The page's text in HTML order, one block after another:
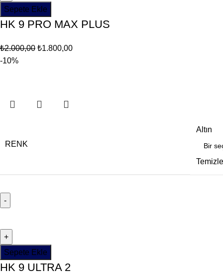
Sepete Ekle
HK 9 PRO MAX PLUS
₺2.000,00 ₺1.800,00
-10%
RENK
Altın
Temizle
Sepete Ekle
HK 9 ULTRA 2